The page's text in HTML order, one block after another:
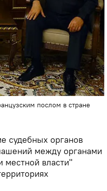
послом в стране
судебных органов
между органами
местной власти"